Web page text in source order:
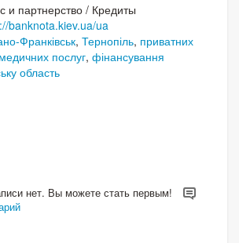
и партнерство / Кредиты
banknota.kiev.ua/ua
Франківськ, Тернопіль, приватних
послуг, фінансування
область
нет. Вы можете стать первым!